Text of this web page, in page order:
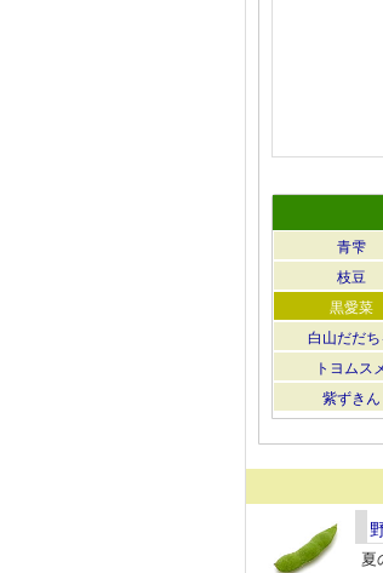
青雫
枝豆
黒愛菜
白山だだ
トヨムス
紫ずきん
夏